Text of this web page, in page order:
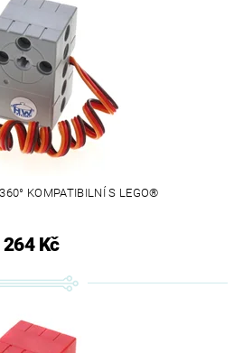
KOMPATIBILNÍ S LEGO®
264 Kč